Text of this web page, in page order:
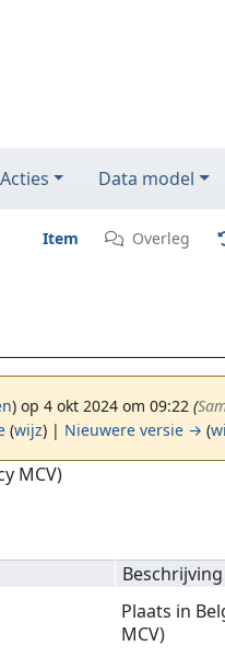
Acties Data model
Item Overleg
) op 4 okt 2024 om 09:22 (‎
(wijz) | Nieuwere versie → (
MCV)
Beschrijving
Plaats in
MCV)